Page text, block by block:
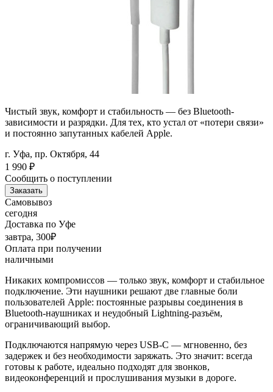
Чистый звук, комфорт и стабильность — без Bluetooth-
зависимости и разрядки. Для тех, кто устал от «потери связи»
и постоянно запутанных кабелей Apple.
г. Уфа, пр. Октября, 44
1 990 ₽
Сообщить о поступлении
Заказать
Самовывоз
сегодня
Доставка по Уфе
завтра, 300₽
Оплата при получении
наличными
Никаких компромиссов — только звук, комфорт и стабильное
подключение. Эти наушники решают две главные боли
пользователей Apple: постоянные разрывы соединения в
Bluetooth-наушниках и неудобный Lightning-разъём,
ограничивающий выбор.
Подключаются напрямую через USB-C — мгновенно, без
задержек и без необходимости заряжать. Это значит: всегда
готовы к работе, идеально подходят для звонков,
видеоконференций и прослушивания музыки в дороге.